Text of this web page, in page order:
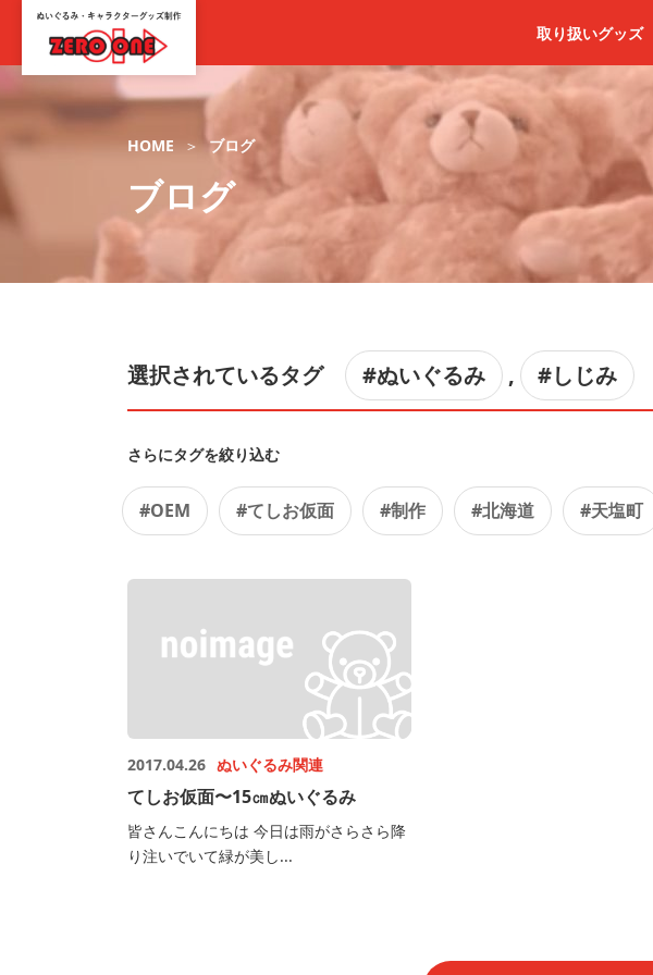
取り扱いグッズ
HOME ブログ
ブログ
選択されているタグ #ぬいぐるみ , #しじみ
さらにタグを絞り込む
#OEM #てしお仮面 #制作 #北海道 #天塩町
2017.04.26 ぬいぐるみ関連
てしお仮面〜15㎝ぬいぐるみ
皆さんこんにちは 今日は雨がさらさら降
り注いでいて緑が美し...